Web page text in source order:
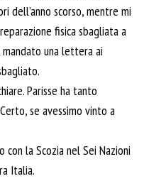
dell’anno scorso, mentre mi
fisica sbagliata a
mandato una lettera ai
Parisse ha tanto
se avessimo vinto a
con la Scozia nel Sei Nazioni
Italia.